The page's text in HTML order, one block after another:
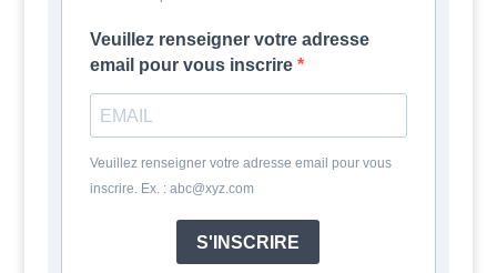
Veuillez renseigner votre adresse
email pour vous inscrire
Veuillez renseigner votre adresse email pour vous
inscrire. Ex. : abc@xyz.com
S'INSCRIRE